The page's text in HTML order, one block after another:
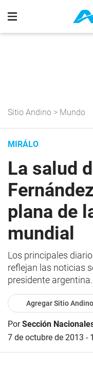
Sitio Andino > Mundo
MIRÁLO
La salud
plana de
mundial
Los principales
reflejan las noticias
presidente argentina.
Agregar Sitio
PorSección
7 de octubre de 2013 -